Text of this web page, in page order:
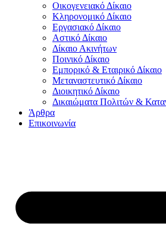
Οικογενειακό Δίκαιο
Κληρονομικό Δίκαιο
Εργασιακό Δίκαιο
Αστικό Δίκαιο
Δίκαιο Ακινήτων
Ποινικό Δίκαιο
Εμπορικό & Εταιρικό Δίκαιο
Μεταναστευτικό Δίκαιο
Διοικητικό Δίκαιο
Δικαιώματα Πολιτών &
Άρθρα
Επικοινωνία